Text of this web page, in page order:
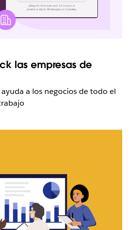
las empresas de
a los negocios de todo el